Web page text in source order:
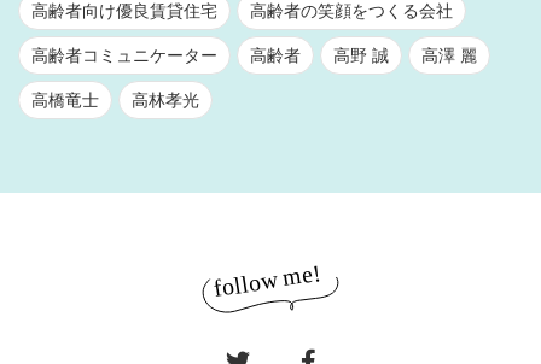
高齢者向け優良賃貸住宅 高齢者の笑顔をつくる会社
高齢者コミュニケーター 高齢者 高野 誠 高澤 麗
高橋竜士 高林孝光